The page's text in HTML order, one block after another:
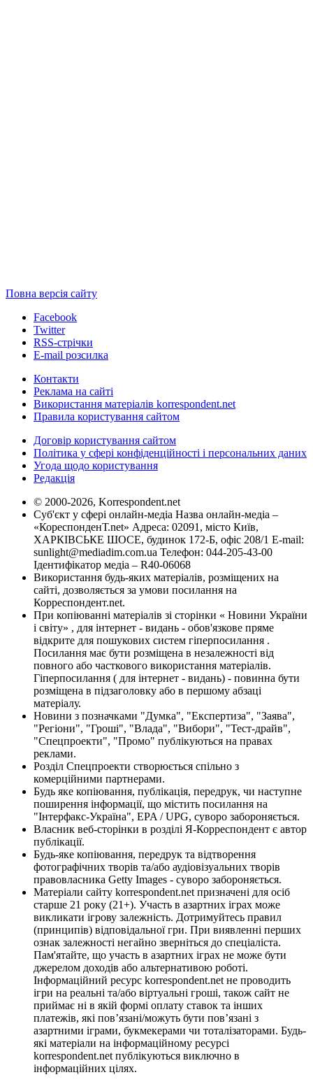
Повна версія сайту
Facebook
Twitter
RSS-стрічки
E-mail розсилка
Контакти
Реклама на сайті
Використання матеріалів korrespondent.net
Правила користування сайтом
Договір користування сайтом
Політика у сфері конфіденційності і персональних даних
Угода щодо користування
Редакція
© 2000-2026, Korrespondent.net
Суб'єкт у сфері онлайн-медіа Назва онлайн-медіа –
«КореспонденТ.net» Адреса: 02091, місто Київ,
ХАРКІВСЬКЕ ШОСЕ, будинок 172-Б, офіс 208/1 E-mail:
sunlight@mediadim.com.ua Телефон: 044-205-43-00
Ідентифікатор медіа – R40-06068
Використання будь-яких матеріалів, розміщених на
сайті, дозволяється за умови посилання на
Корреспондент.net.
При копіюванні матеріалів зі сторінки « Новини України
і світу» , для інтернет - видань - обов'язкове пряме
відкрите для пошукових систем гіперпосилання .
Посилання має бути розміщена в незалежності від
повного або часткового використання матеріалів.
Гіперпосилання ( для інтернет - видань) - повинна бути
розміщена в підзаголовку або в першому абзаці
матеріалу.
Новини з позначками "Думка", "Експертиза", "Заява",
"Регіони", "Гроші", "Влада", "Вибори", "Тест-драйв",
"Спецпроекти", "Промо" публікуються на правах
реклами.
Розділ Спецпроекти створюється спільно з
комерційними партнерами.
Будь яке копіювання, публікація, передрук, чи наступне
поширення інформації, що містить посилання на
"Інтерфакс-Україна", EPA / UPG, суворо забороняється.
Власник веб-сторінки в розділі Я-Корреспондент є автор
публікації.
Будь-яке копіювання, передрук та відтворення
фотографічних творів та/або аудіовізуальних творів
правовласника Getty Images - суворо забороняється.
Матеріали сайту korrespondent.net призначені для осіб
старше 21 року (21+). Участь в азартних іграх може
викликати ігрову залежність. Дотримуйтесь правил
(принципів) відповідальної гри. При виявленні перших
ознак залежності негайно зверніться до спеціаліста.
Пам'ятайте, що участь в азартних іграх не може бути
джерелом доходів або альтернативою роботі.
Інформаційний ресурс korrespondent.net не проводить
ігри на реальні та/або віртуальні гроші, також сайт не
приймає ні в якій формі оплату ставок та інших
платежів, які пов’язані/можуть бути пов’язані з
азартними іграми, букмекерами чи тоталізаторами. Будь-
які матеріали на інформаційному ресурсі
korrespondent.net публікуються виключно в
інформаційних цілях.